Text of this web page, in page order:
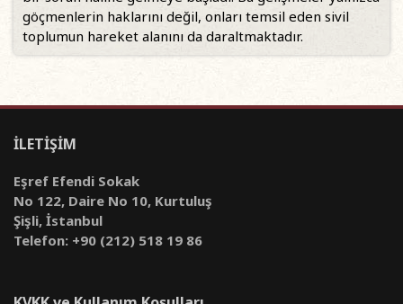
göçmenlerin haklarını değil, onları temsil eden sivil
toplumun hareket alanını da daraltmaktadır.
İLETİŞİM
Eşref Efendi Sokak
No 122, Daire No 10, Kurtuluş
Şişli, İstanbul
Telefon: +90 (212) 518 19 86